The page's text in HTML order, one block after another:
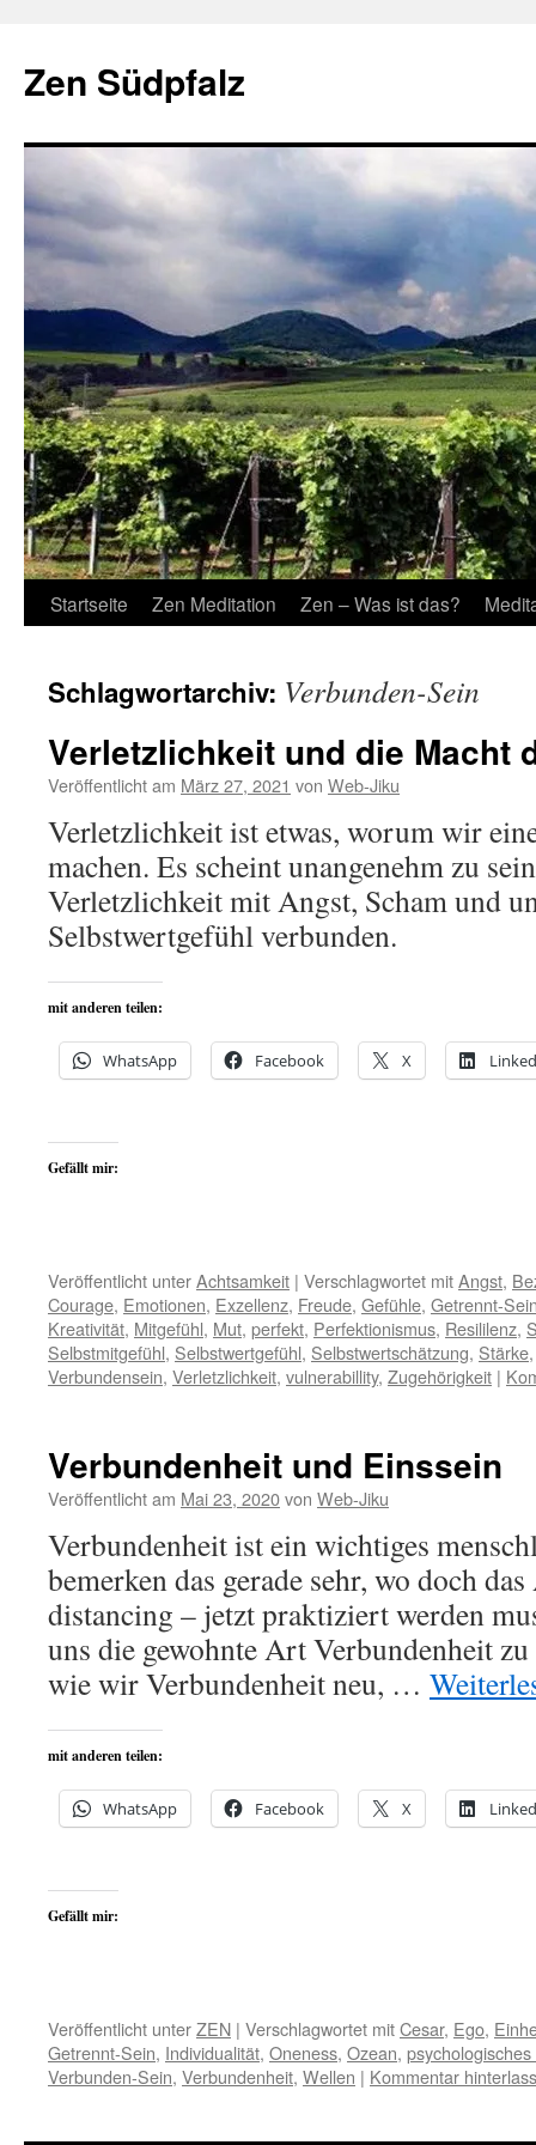
springen
Zen Südpfalz
Startseite Zen Meditation Zen – Was ist das?
Schlagwortarchiv: Verbunden-Sein
Verletzlichkeit und die Macht
Veröffentlicht am März 27, 2021 von Web-Jiku
Verletzlichkeit ist etwas, worum wir
machen. Es scheint unangenehm zu
Verletzlichkeit mit Angst, Scham und
Selbstwertgefühl verbunden.
mit anderen teilen:
WhatsApp Facebook X
Gefällt mir:
Veröffentlicht unterAchtsamkeit | Verschlagwortet mitAngst,
Courage, Emotionen, Exzellenz, Freude, Gefühle, Getrennt-
Kreativität, Mitgefühl, Mut, perfekt, Perfektionismus, Resililenz,
Selbstmitgefühl, Selbstwertgefühl, Selbstwertschätzung, Stärke
Verbundensein, Verletzlichkeit, vulnerabillity, Zugehörigkeit |
Verbundenheit und Einssein
Veröffentlicht am Mai 23, 2020von Web-Jiku
Verbundenheit ist ein wichtiges
bemerken das gerade sehr, wo doch
distancing – jetzt praktiziert werden
uns die gewohnte Art Verbundenheit
wie wir Verbundenheit neu, …
mit anderen teilen:
WhatsApp Facebook X
Gefällt mir:
Veröffentlicht unterZEN | Verschlagwortet mitCesar, Ego,
Getrennt-Sein, Individualität, Oneness, Ozean,
Verbunden-Sein, Verbundenheit, Wellen | Kommentar